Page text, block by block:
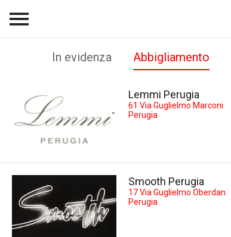
In evidenza Abbigliamento
Lemmi Perugia
61 Via Guglielmo Marconi
Perugia
Smooth Perugia
17 Via Guglielmo Oberdan
Perugia